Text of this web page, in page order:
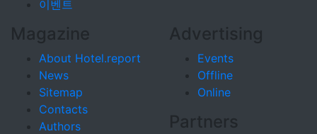
이벤트
Magazine
About Hotel.report
News
Sitemap
Contacts
Authors
Advertising
Events
Offline
Online
Partners